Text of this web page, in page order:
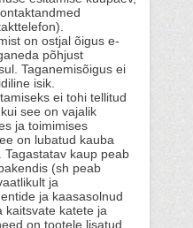
on ostjal õigus e-
põhjust
Taganemisõigus ei
isik.
ei tohi tellitud
see on vajalik
ja toimimises
on lubatud kauba
Tagastatav kaup peab
(sh peab
ja
ja kaasasolnud
kaitsvate katete ja
on tootele lisatud.